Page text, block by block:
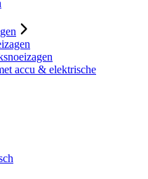
accu & elektrische